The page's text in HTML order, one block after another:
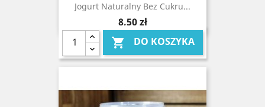
Jogurt Naturalny Bez Cukru...
Cena
8,50 zł
 DO KOSZYKA